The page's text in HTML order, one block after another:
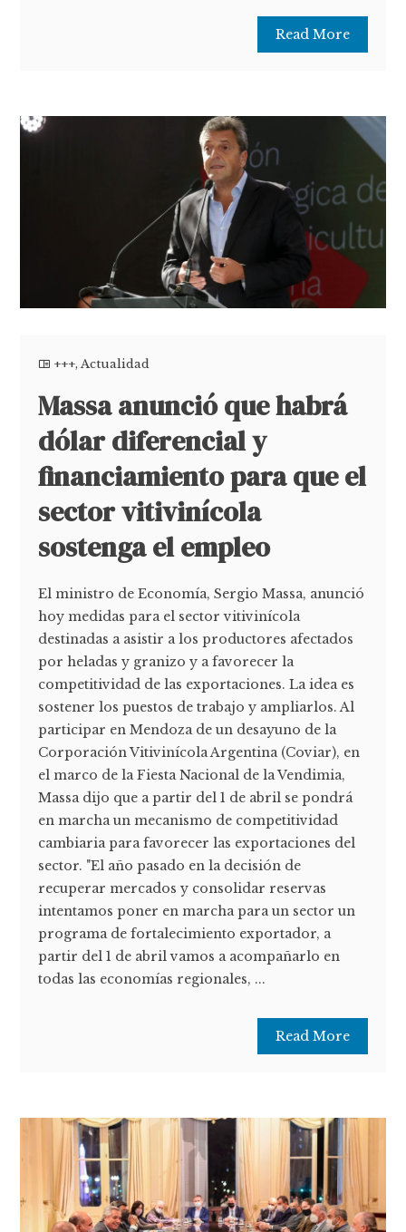
Read More
+++,Actualidad
Massa anunció que habrá
dólar diferencial y
financiamiento para que el
sector vitivinícola
sostenga el empleo
El ministro de Economía, Sergio Massa, anunció
hoy medidas para el sector vitivinícola
destinadas a asistir a los productores afectados
por heladas y granizo y a favorecer la
competitividad de las exportaciones. La idea es
sostener los puestos de trabajo y ampliarlos. Al
participar en Mendoza de un desayuno de la
Corporación Vitivinícola Argentina (Coviar), en
el marco de la Fiesta Nacional de la Vendimia,
Massa dijo que a partir del 1 de abril se pondrá
en marcha un mecanismo de competitividad
cambiaria para favorecer las exportaciones del
sector. "El año pasado en la decisión de
recuperar mercados y consolidar reservas
intentamos poner en marcha para un sector un
programa de fortalecimiento exportador, a
partir del 1 de abril vamos a acompañarlo en
todas las economías regionales, ...
Read More